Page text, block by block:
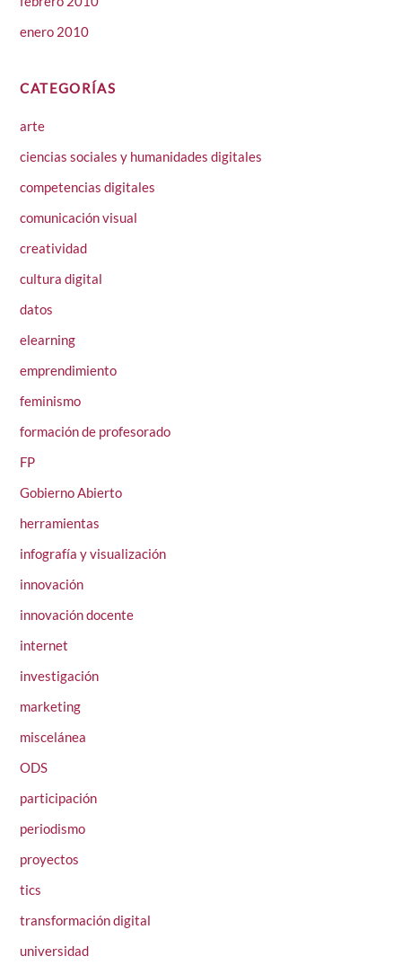
enero 2010
CATEGORÍAS
arte
ciencias sociales y humanidades digitales
competencias digitales
comunicación visual
creatividad
cultura digital
datos
elearning
emprendimiento
feminismo
formación de profesorado
FP
Gobierno Abierto
herramientas
infografía y visualización
innovación
innovación docente
internet
investigación
marketing
miscelánea
ODS
participación
periodismo
proyectos
tics
transformación digital
universidad